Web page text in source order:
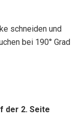
schneiden und
bei 190° Grad
der 2. Seite